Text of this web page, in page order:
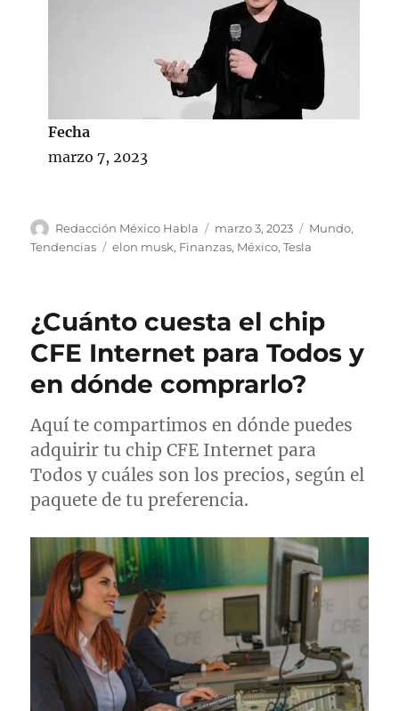
Fecha
marzo 7, 2023
A
u
Redacción México Habla
P
u
c
d
o
e
marzo 3, 2023
C
a
o
r
Mundo,
Tendencias
E
u
t
a
s
elon musk, Finanzas, México,Tesla
¿Cuánto cuesta el chip
CFE Internet para Todos y
en dónde comprarlo?
Aquí te compartimos en dónde puedes
adquirir tu chip CFE Internet para
Todos y cuáles son los precios, según el
paquete de tu preferencia.